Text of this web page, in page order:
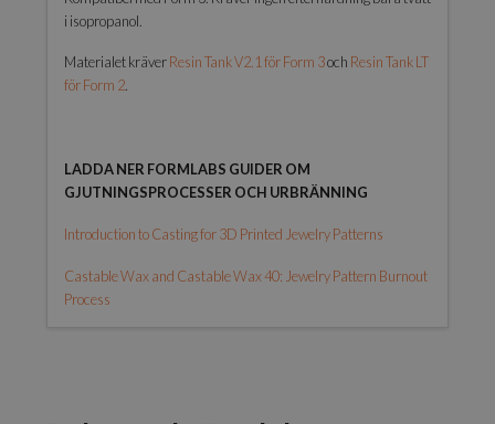
i isopropanol.
Materialet kräverResin Tank V2.1 för Form 3och Resin Tank LT
för Form 2.
LADDA NER FORMLABS GUIDER OM
GJUTNINGSPROCESSER OCH URBRÄNNING
Introduction to Casting for 3D Printed Jewelry Patterns
Castable Wax and Castable Wax 40: Jewelry Pattern Burnout
Process